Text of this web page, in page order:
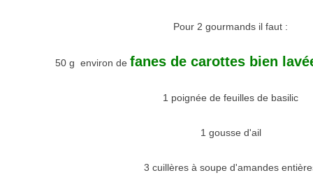
Pour 2 gourmands il faut :
50 g environ de fanes de carottes bien
1 poignée de feuilles de basilic
1 gousse d'ail
3 cuillères à soupe d'amandes